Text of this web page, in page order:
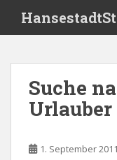
i
Suche
1. September 2011